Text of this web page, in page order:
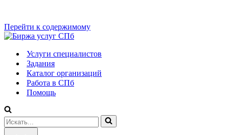
Перейти к содержимому
Услуги специалистов
Задания
Каталог организаций
Работа в СПб
Помощь
Искать...